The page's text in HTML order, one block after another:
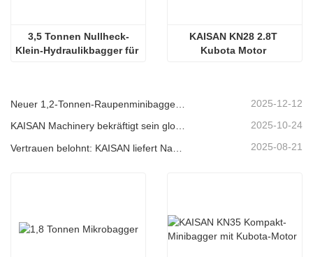
3,5 Tonnen Nullheck-
Klein-Hydraulikbagger für
KAISAN KN28 2.8T
Kubota Motor
2025-12-12
KAISAN Machinery bekräftigt sein globales Support-Versprechen mit einer proaktiven technischen Mission in 2025-10-24
2025-08-21